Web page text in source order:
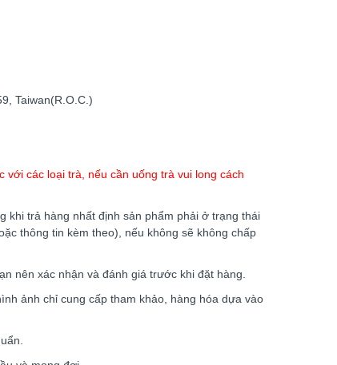
Taiwan(R.O.C.)
các loại trà, nếu cần uống trà vui long cách
trả hàng nhất định sản phẩm phải ở trạng thái
thông tin kèm theo), nếu không sẽ không chấp
nên xác nhận và đánh giá trước khi đặt hàng.
ảnh chỉ cung cấp tham khảo, hàng hóa dựa vào